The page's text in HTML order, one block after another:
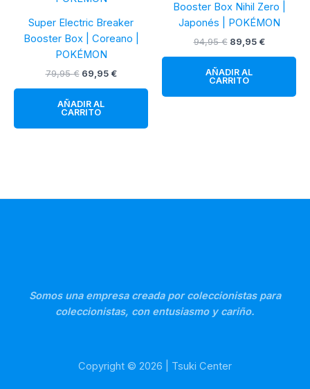
Super Electric Breaker
Booster Box | Coreano |
POKÉMON
79,95€ El
era:
69,95 €El
AÑADIR AL
CARRITO
Booster Box Nihil Zero |
Japonés | POKÉMON
94,95€ El
era:
89,95 €El
AÑADIR AL
CARRITO
Somos una empresa creada por coleccionistas para
coleccionistas, con entusiasmo y cariño.
Copyright © 2026 | Tsuki Center